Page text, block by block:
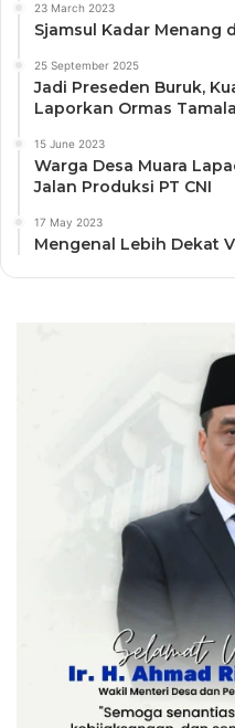
23 March 2023
Sjamsul Kadar Menang
25 September 2025
Jadi Preseden Buruk,
Laporkan Ormas
15 June 2023
Warga Desa Muara
Jalan Produksi PT CNI
17 May 2023
Mengenal Lebih Dekat